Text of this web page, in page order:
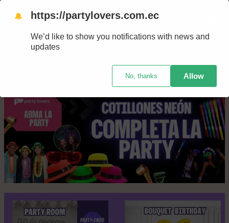
Saltar
contenido
Nuestras tiendas
🔔 https://partylovers.com.ec
We’d like to show you notifications with news and
updates
No, thanks Allow